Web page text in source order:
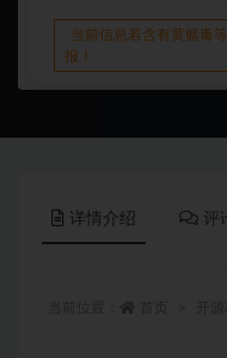
当前信息若含有黄赌毒
报！
详情介绍 评